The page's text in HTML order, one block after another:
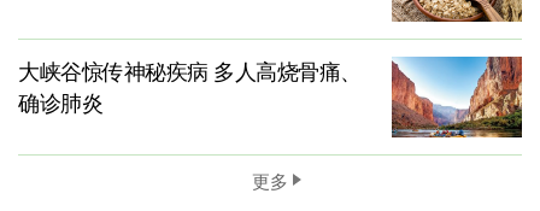
大峡谷惊传神秘疾病 多人高烧骨痛、
确诊肺炎
更多